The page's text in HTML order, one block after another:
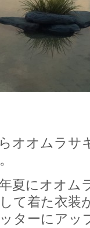
オオムラサ
夏にオオム
て着た衣装
ターにアッ